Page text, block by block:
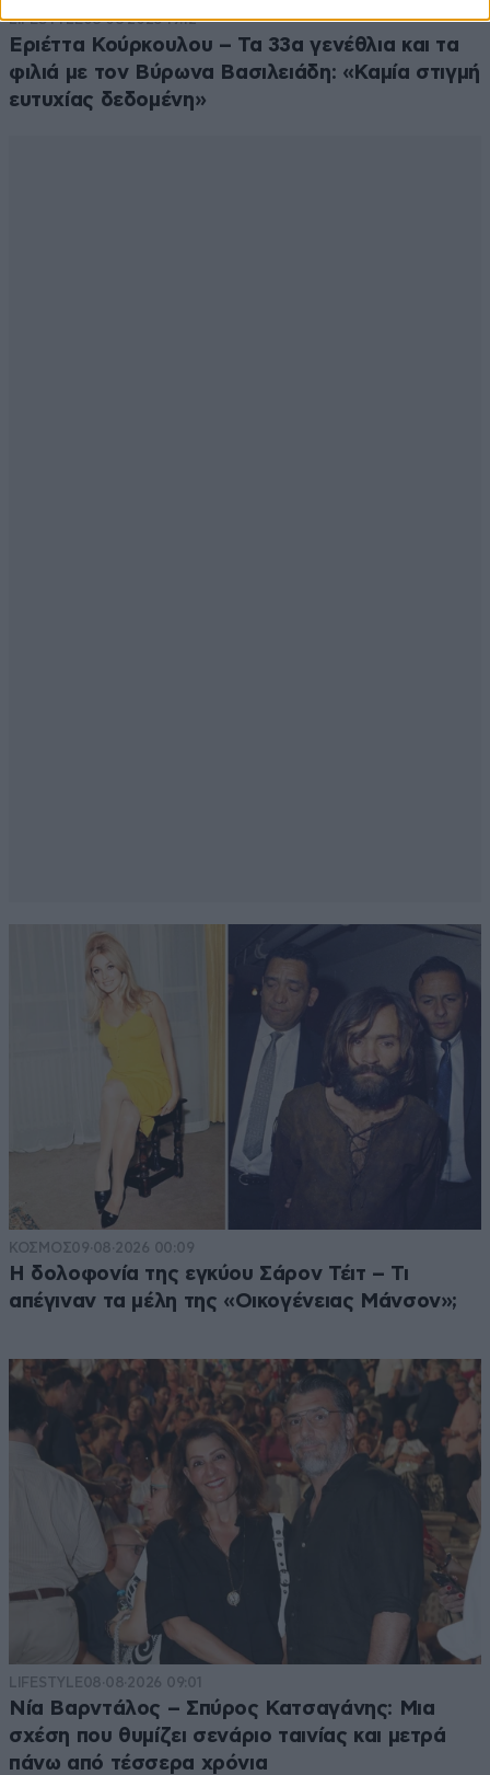
LIFESTYLE08·08·2026 19:12
Εριέττα Κούρκουλου – Τα 33α γενέθλια και τα
φιλιά με τον Βύρωνα Βασιλειάδη: «Καμία στιγμή
ευτυχίας δεδομένη»
ΚΟΣΜΟΣ09·08·2026 00:09
Η δολοφονία της εγκύου Σάρον Τέιτ – Τι
απέγιναν τα μέλη της «Οικογένειας Μάνσον»;
LIFESTYLE08·08·2026 09:01
Νία Βαρντάλος – Σπύρος Κατσαγάνης: Μια
σχέση που θυμίζει σενάριο ταινίας και μετρά
πάνω από τέσσερα χρόνια